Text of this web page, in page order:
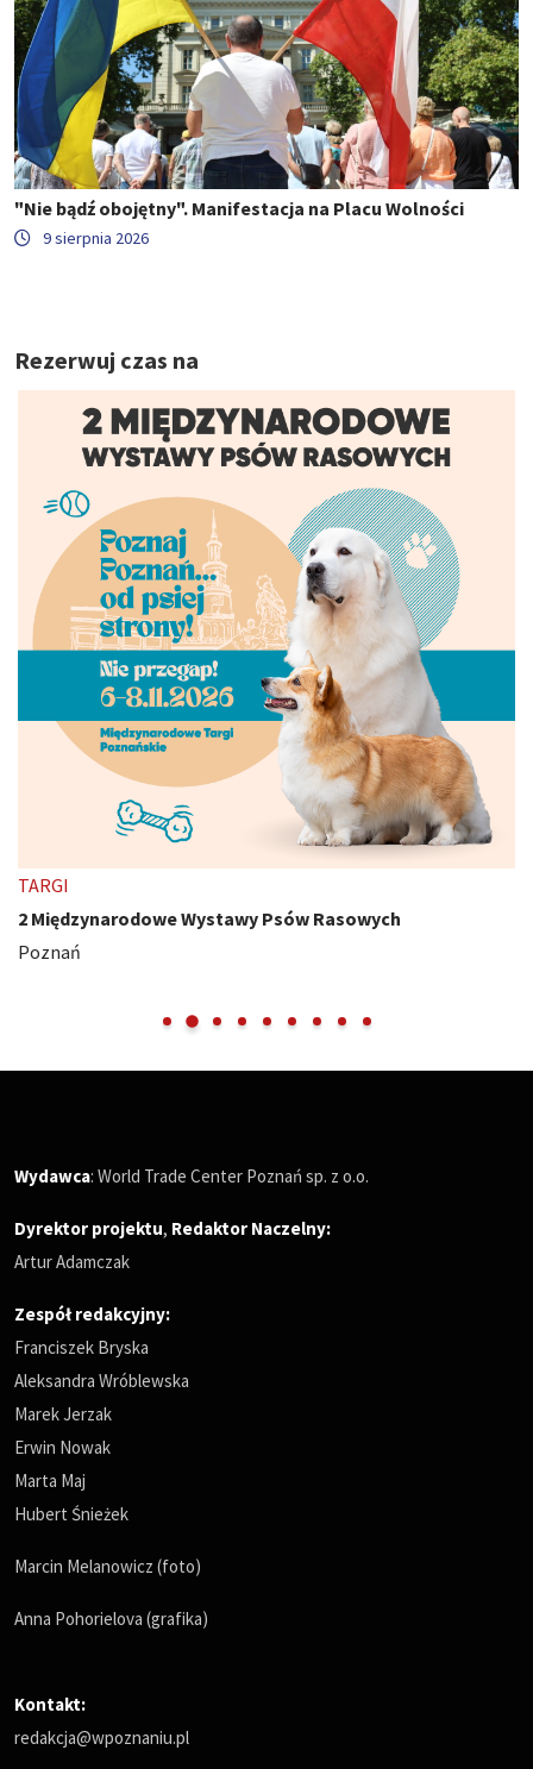
"Nie bądź obojętny". Manifestacja na Placu Wolności
9 sierpnia 2026
Rezerwuj czas na
TARGI
2 Międzynarodowe Wystawy Psów Rasowych
Poznań
Wydawca: World Trade Center Poznań sp. z o.o.
Dyrektor projektu, Redaktor Naczelny:
Artur Adamczak
Zespół redakcyjny:
Franciszek Bryska
Aleksandra Wróblewska
Marek Jerzak
Erwin Nowak
Marta Maj
Hubert Śnieżek
Marcin Melanowicz (foto)
Anna Pohorielova (grafika)
Kontakt:
redakcja@wpoznaniu.pl